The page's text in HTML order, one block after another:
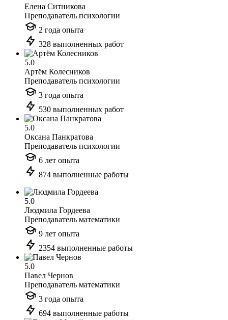
Елена Ситникова
Преподаватель психологии
2 года опыта
328 выполненных работ
5.0
Артём Колесников
Преподаватель психологии
3 года опыта
530 выполненных работ
5.0
Оксана Панкратова
Преподаватель психологии
6 лет опыта
874 выполненные работы
5.0
Людмила Гордеева
Преподаватель математики
9 лет опыта
2354 выполненные работы
5.0
Павел Чернов
Преподаватель математики
3 года опыта
694 выполненные работы